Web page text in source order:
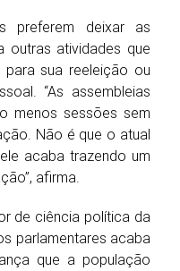
preferem deixar as
outras atividades que
para sua reeleição ou
“As assembleias
menos sessões sem
Não é que o atual
acaba trazendo um
afirma.
de ciência política da
parlamentares acaba
que a população